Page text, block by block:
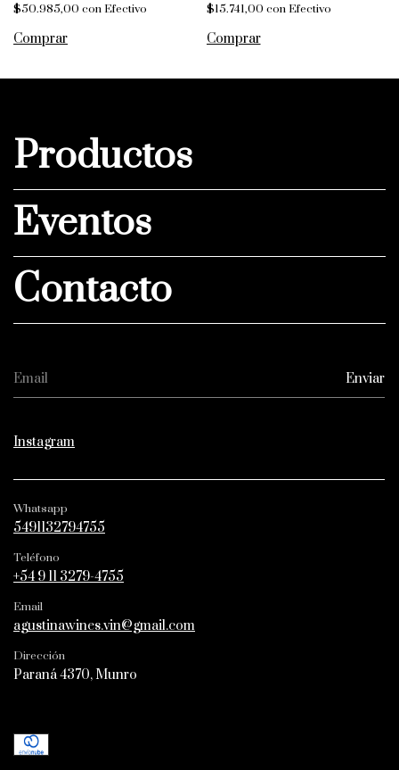
$50.985,00 conEfectivo $15.741,00 con Efectivo
Productos
Eventos
Contacto
Instagram
Whatsapp
5491132794755
Teléfono
+54 9 11 3279-4755
Email
agustinawines.vin@gmail.com
Dirección
Paraná 4370, Munro